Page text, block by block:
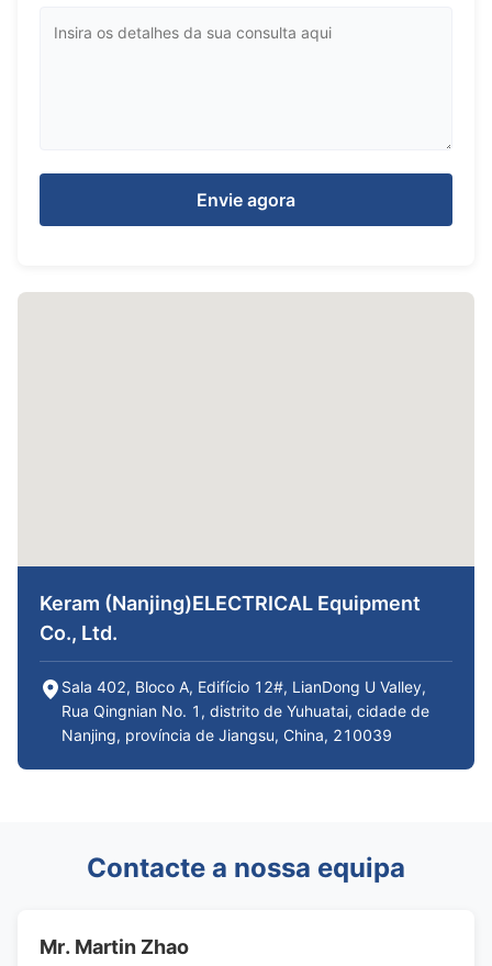
Envie agora
Keram (Nanjing)ELECTRICAL Equipment
Co., Ltd.
Sala 402, Bloco A, Edifício 12#, LianDong U Valley,
Rua Qingnian No. 1, distrito de Yuhuatai, cidade de
Nanjing, província de Jiangsu, China, 210039
Contacte a nossa equipa
Mr. Martin Zhao